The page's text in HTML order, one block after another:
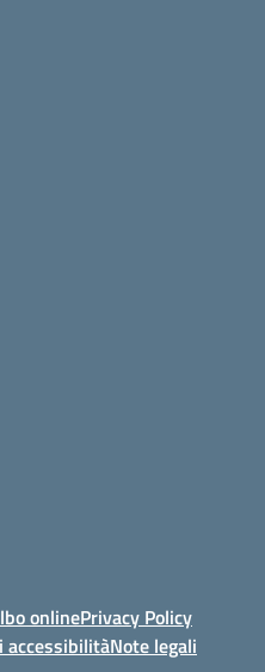
onlinePrivacy Policy
accessibilitàNote legali